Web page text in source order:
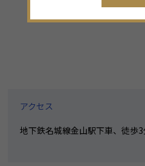
アクセス
地下鉄名城線金山駅下車、徒歩3